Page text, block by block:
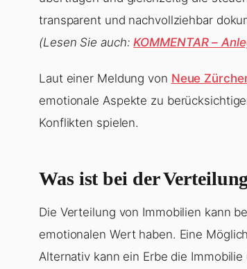
transparent und nachvollziehbar
(Lesen Sie auch:KOMMENTAR –
Laut einer Meldung von Neue
emotionale Aspekte zu
Konflikten spielen.
Was ist bei der
Die Verteilung von Immobilien kann
emotionalen Wert haben. Eine
Alternativ kann ein Erbe die